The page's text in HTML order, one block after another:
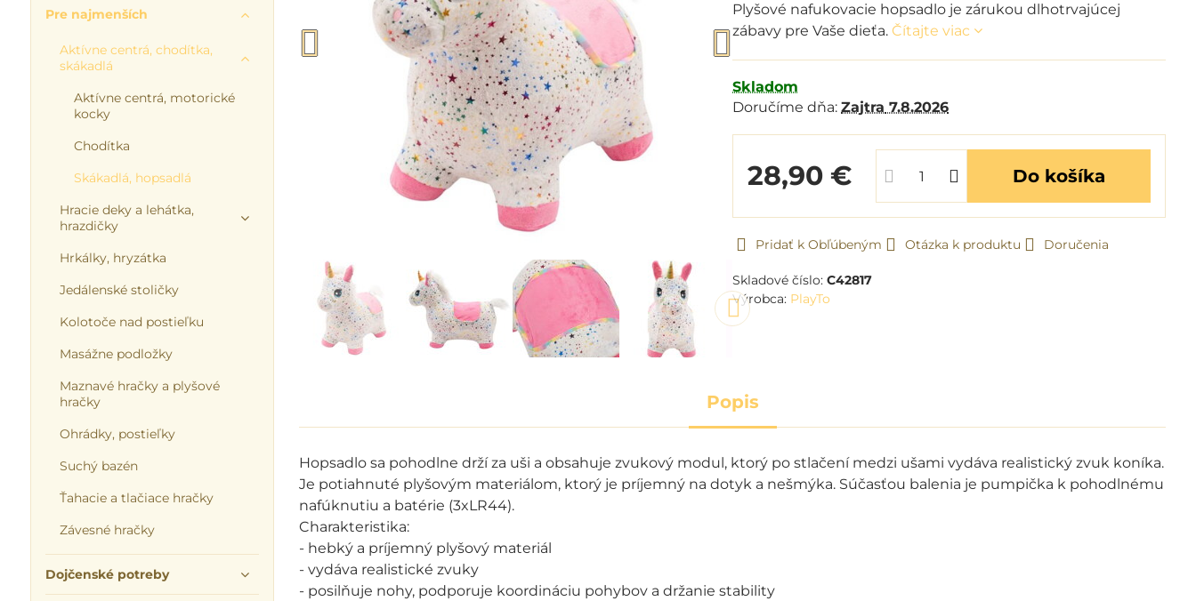
Plyšové nafukovacie hopsadlo je zárukou dlhotrvajúcej
zábavy pre Vaše dieťa. Čítajte viac
Skladom
Doručíme dňa:Zajtra 7.8.2026
28,90 € Do košíka
Pridať k Obľúbeným Otázka k produktu Doručenia
Skladové číslo:C42817
Výrobca: PlayTo
Popis
Hopsadlo sa pohodlne drží za uši a obsahuje zvukový modul, ktorý po stlačení medzi ušami vydáva realistický zvuk koníka.
Je potiahnuté plyšovým materiálom, ktorý je príjemný na dotyk a nešmýka. Súčasťou balenia je pumpička k pohodlnému
nafúknutiu a batérie (3xLR44).
Charakteristika:
- hebký a príjemný plyšový materiál
- vydáva realistické zvuky
- posilňuje nohy, podporuje koordináciu pohybov a držanie stability
Pre najmenších
Aktívne centrá, chodítka,
skákadlá
Aktívne centrá, motorické
kocky
Chodítka
Skákadlá, hopsadlá
Hracie deky a lehátka,
hrazdičky
Hrkálky, hryzátka
Jedálenské stoličky
Kolotoče nad postieľku
Masážne podložky
Maznavé hračky a plyšové
hračky
Ohrádky, postieľky
Suchý bazén
Ťahacie a tlačiace hračky
Závesné hračky
Dojčenské potreby